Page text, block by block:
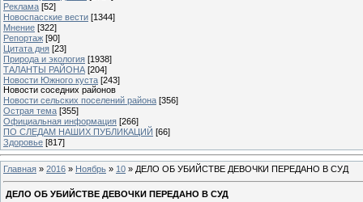
Реклама [52]
Новоспасские вести [1344]
Мнение [322]
Репортаж [90]
Цитата дня [23]
Природа и экология [1938]
ТАЛАНТЫ РАЙОНА [204]
Новости Южного куста [243]
Новости соседних районов
Новости сельских поселений района [356]
Острая тема [355]
Официальная информация [266]
ПО СЛЕДАМ НАШИХ ПУБЛИКАЦИЙ [66]
Здоровье [817]
Главная » 2016 » Ноябрь » 10 » ДЕЛО ОБ УБИЙСТВЕ ДЕВОЧКИ ПЕРЕДАНО В СУД
ДЕЛО ОБ УБИЙСТВЕ ДЕВОЧКИ ПЕРЕДАНО В СУД